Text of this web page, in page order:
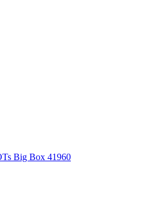
Big Box 41960